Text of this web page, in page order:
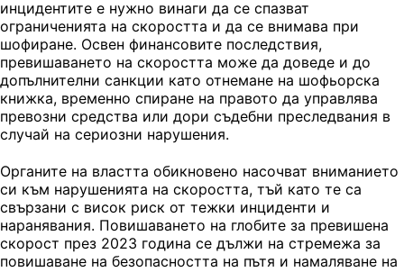
инцидентите е нужно винаги да се спазват
ограниченията на скоростта и да се внимава при
шофиране. Освен финансовите последствия,
превишаването на скоростта може да доведе и до
допълнителни санкции като отнемане на шофьорска
книжка, временно спиране на правото да управлява
превозни средства или дори съдебни преследвания в
случай на сериозни нарушения.
Органите на властта обикновено насочват вниманието
си към нарушенията на скоростта, тъй като те са
свързани с висок риск от тежки инциденти и
наранявания. Повишаването на глобите за превишена
скорост през 2023 година се дължи на стремежа за
повишаване на безопасността на пътя и намаляване на